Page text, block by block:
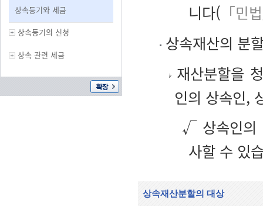
상속등기와 세금
상속등기의 신청
상속 관련 세금
니다( 「민
상속재산의 분
재산분할을
인의 상속인,
√ 상속인의
사할 수 있
상속재산분할의 대상